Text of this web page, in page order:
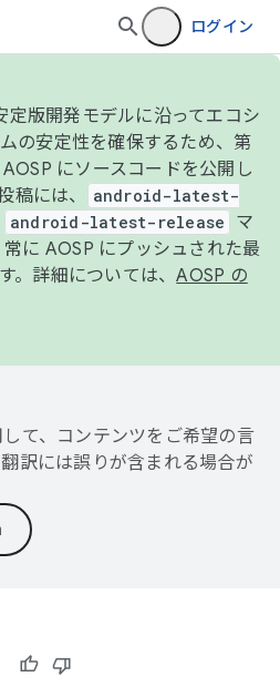
ログイン
定版開発モデルに沿ってエコシ
の安定性を確保するため、第
にソースコードを公開し
稿には、
android-latest-
android-latest-release
マ
に AOSP にプッシュされた最
。詳細については、AOSP の
て、コンテンツをご希望の言
訳には誤りが含まれる場合が